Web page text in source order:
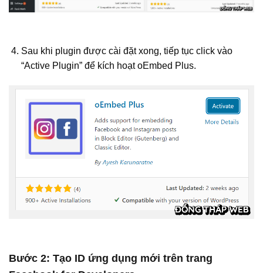
Sau khi plugin được cài đặt xong, tiếp tục click vào
“Active Plugin” để kích hoạt oEmbed Plus.
Bước 2: Tạo ID ứng dụng mới trên trang